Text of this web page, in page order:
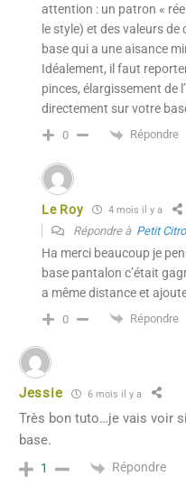
attention : un patron «
le style) et des valeurs
base qui a une aisance
Idéalement, il faut
pinces, élargissement de
directement sur votre
0 Répondre
Le Roy 4 mois il y a
Répondre à Petit
Ha merci beaucoup je
base pantalon c’était
a même distance et
0 Répondre
Jessie 6 mois il y a
Très bon tuto…je vais voir
base.
1 Répondre